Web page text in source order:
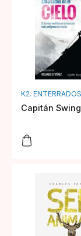
Capitán Swing